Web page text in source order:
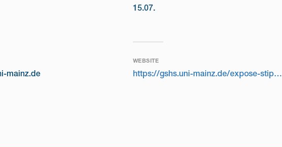
15.07.
mainz.de
WEBSITE
https://gshs.uni-mainz.de/expose-stipendium/